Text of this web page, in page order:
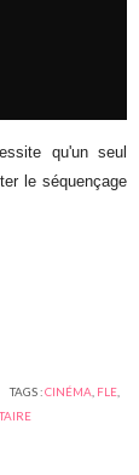
qu'un seul
le séquençage
TAGS :CINÉMA FLE,